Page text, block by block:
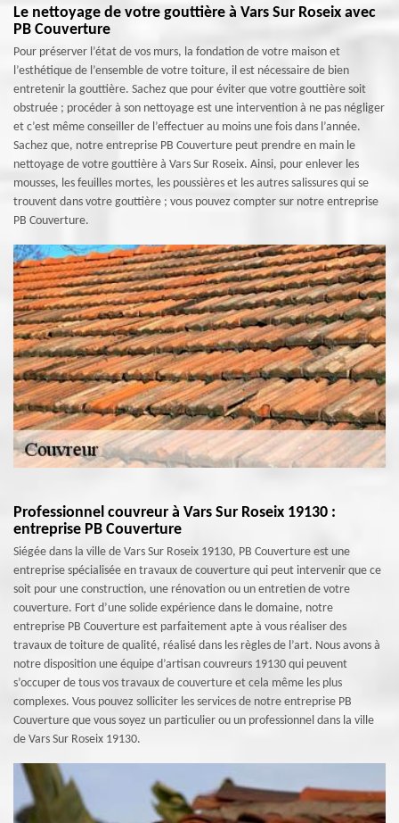
Le nettoyage de votre gouttière à Vars Sur Roseix avec
PB Couverture
Pour préserver l’état de vos murs, la fondation de votre maison et
l’esthétique de l’ensemble de votre toiture, il est nécessaire de bien
entretenir la gouttière. Sachez que pour éviter que votre gouttière soit
obstruée ; procéder à son nettoyage est une intervention à ne pas négliger
et c’est même conseiller de l’effectuer au moins une fois dans l’année.
Sachez que, notre entreprise PB Couverture peut prendre en main le
nettoyage de votre gouttière à Vars Sur Roseix. Ainsi, pour enlever les
mousses, les feuilles mortes, les poussières et les autres salissures qui se
trouvent dans votre gouttière ; vous pouvez compter sur notre entreprise
PB Couverture.
Professionnel couvreur à Vars Sur Roseix 19130 :
entreprise PB Couverture
Siégée dans la ville de Vars Sur Roseix 19130, PB Couverture est une
entreprise spécialisée en travaux de couverture qui peut intervenir que ce
soit pour une construction, une rénovation ou un entretien de votre
couverture. Fort d’une solide expérience dans le domaine, notre
entreprise PB Couverture est parfaitement apte à vous réaliser des
travaux de toiture de qualité, réalisé dans les règles de l’art. Nous avons à
notre disposition une équipe d’artisan couvreurs 19130 qui peuvent
s’occuper de tous vos travaux de couverture et cela même les plus
complexes. Vous pouvez solliciter les services de notre entreprise PB
Couverture que vous soyez un particulier ou un professionnel dans la ville
de Vars Sur Roseix 19130.